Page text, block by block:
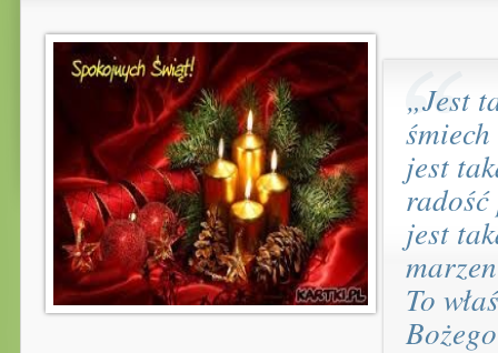
„Jest
jest
jest
To